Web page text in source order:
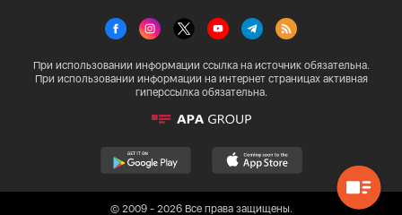
При использовании информации ссылка на источник обязательна.
При использовании информации на интернет страницах активная
гиперссылка обязательна.
© 2009 - 2026 Все права защищены.